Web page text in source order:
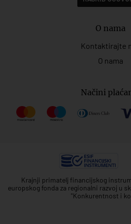
O nama
Kontaktirajte
O nama
Načini
Krajnji primatelj financijskog
europskog fonda za regionalni razvoj u
"Konkurentnost i